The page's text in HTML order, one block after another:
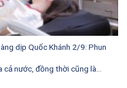
dịp Quốc Khánh 2/9: Phun
cả nước, đồng thời cũng là...